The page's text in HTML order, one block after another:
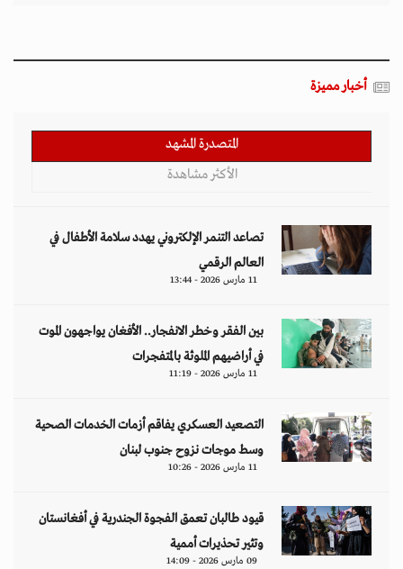
أخبار مميزة
المتصدرة المشهد
الأكثر مشاهدة
تصاعد التنمر الإلكتروني يهدد سلامة الأطفال في
العالم الرقمي
11 مارس 2026 - 13:44
بين الفقر وخطر الانفجار.. الأفغان يواجهون الموت
في أراضيهم الملوثة بالمتفجرات
11 مارس 2026 - 11:19
التصعيد العسكري يفاقم أزمات الخدمات الصحية
وسط موجات نزوح جنوب لبنان
11 مارس 2026 - 10:26
قيود طالبان تعمق الفجوة الجندرية في أفغانستان
وتثير تحذيرات أممية
09 مارس 2026 - 14:09